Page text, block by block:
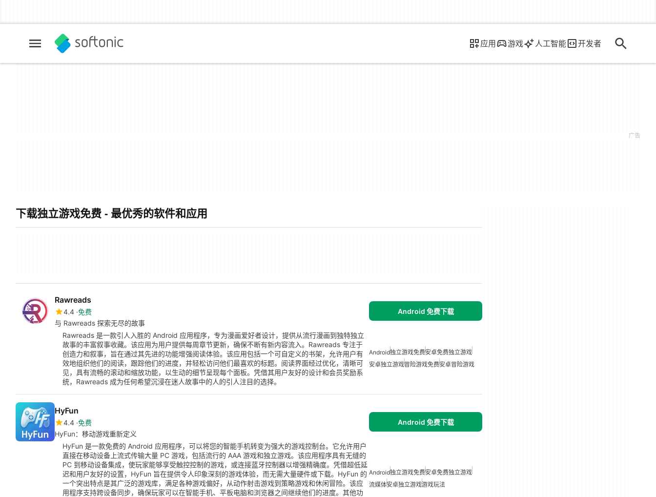
应用 游戏 人工智能 开发者
下载独立游戏免费 - 最优秀的软件和应用
Rawreads
4.4 免费
与 Rawreads 探索无尽的故事
Android 免费下载
Rawreads 是一款引人入胜的 Android 应用程序，专为漫画爱好者设计，提供从流行漫画到独特独立
故事的丰富叙事收藏。该应用为用户提供每周章节更新，确保不断有新内容流入。Rawreads 专注于
创造力和叙事，旨在通过其先进的功能增强阅读体验。该应用包括一个可自定义的书架，允许用户有
效地组织他们的阅读，跟踪他们的进度，并轻松访问他们最喜欢的标题。阅读界面经过优化，清晰可
见，具有流畅的滚动和缩放功能，以生动的细节呈现每个面板。凭借其用户友好的设计和会员奖励系
统，Rawreads 成为任何希望沉浸在迷人故事中的人的引人注目的选择。
Android独立游戏免费安卓免费独立游戏
安卓独立游戏冒险游戏免费安卓冒险游戏
HyFun
4.4 免费
HyFun：移动游戏重新定义
Android 免费下载
HyFun 是一款免费的 Android 应用程序，可以将您的智能手机转变为强大的游戏控制台。它允许用户
直接在移动设备上流式传输大量 PC 游戏，包括流行的 AAA 游戏和独立游戏。该应用程序具有无缝的
PC 到移动设备集成，使玩家能够享受触控控制的游戏，或连接蓝牙控制器以增强精确度。凭借超低延
迟和用户友好的设置，HyFun 旨在提供令人印象深刻的游戏体验，而无需大量硬件或下载。HyFun 的
一个突出特点是其广泛的游戏库，满足各种游戏偏好，从动作射击游戏到策略游戏和休闲冒险。该应
用程序支持跨设备同步，确保玩家可以在智能手机、平板电脑和浏览器之间继续他们的进度。其他功
Android独立游戏免费安卓免费独立游戏
流媒体安卓独立游戏游戏玩法